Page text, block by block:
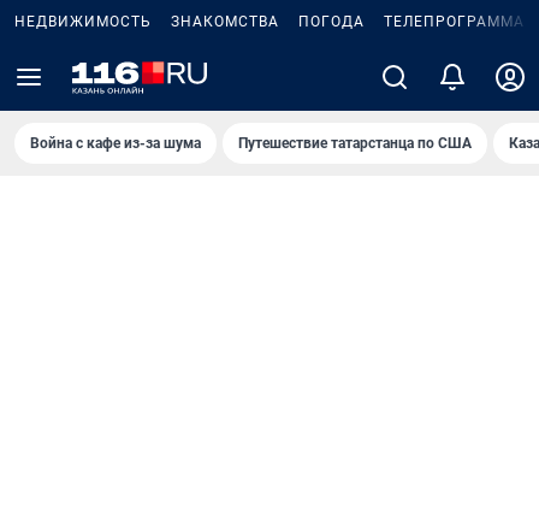
НЕДВИЖИМОСТЬ ЗНАКОМСТВА ПОГОДА ТЕЛЕПРОГРАММА
Война с кафе из-за шума Путешествие татарстанца по США